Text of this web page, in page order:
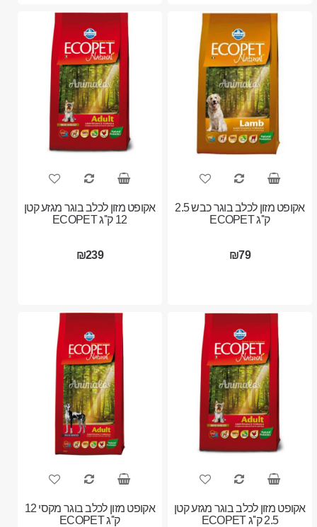
אקופט מזון לכלב בוגר כבש 2.5
ק''ג ECOPET
₪79
אקופט מזון לכלב בוגר מגזע קטן
12 ק''ג ECOPET
₪239
אקופט מזון לכלב בוגר מגזע קטן
2.5 ק''ג ECOPET
אקופט מזון לכלב בוגר מקסי 12
ק''ג ECOPET